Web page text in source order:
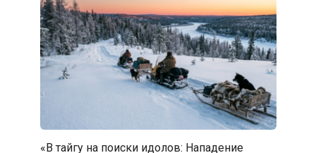
«В тайгу на поиски идолов: Нападение